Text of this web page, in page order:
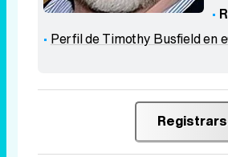
Perfil de Timothy Busfield en